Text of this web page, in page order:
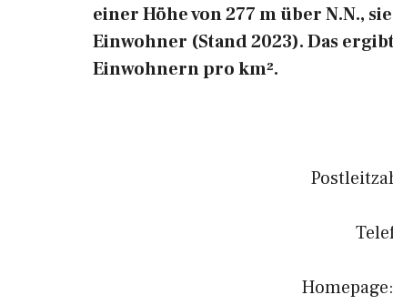
einer Höhe von 277 m über N.N.,
Einwohner (Stand 2023). Das
Einwohnern pro km².
Homepage: